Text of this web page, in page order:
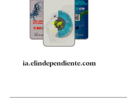
Quiénes somos
Especificaciones
ia.elindependiente.com